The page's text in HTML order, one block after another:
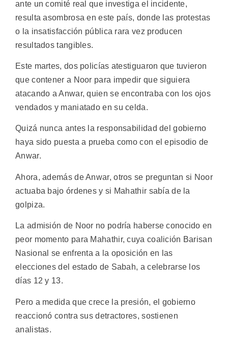
ante un comité real que investiga el incidente,
resulta asombrosa en este país, donde las protestas
o la insatisfacción pública rara vez producen
resultados tangibles.
Este martes, dos policías atestiguaron que tuvieron
que contener a Noor para impedir que siguiera
atacando a Anwar, quien se encontraba con los ojos
vendados y maniatado en su celda.
Quizá nunca antes la responsabilidad del gobierno
haya sido puesta a prueba como con el episodio de
Anwar.
Ahora, además de Anwar, otros se preguntan si Noor
actuaba bajo órdenes y si Mahathir sabía de la
golpiza.
La admisión de Noor no podría haberse conocido en
peor momento para Mahathir, cuya coalición Barisan
Nasional se enfrenta a la oposición en las
elecciones del estado de Sabah, a celebrarse los
días 12 y 13.
Pero a medida que crece la presión, el gobierno
reaccionó contra sus detractores, sostienen
analistas.